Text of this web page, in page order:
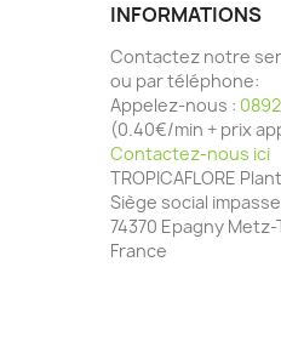
INFORMATIONS
Contactez notre
ou par téléphone:
Appelez-nous :
(0.40€/min + prix
Contactez-nous ici
TROPICAFLORE
Siège social
74370 Epagny
France